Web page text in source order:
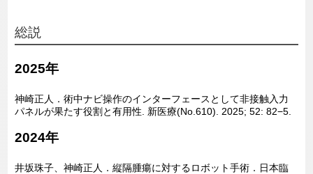
総説
2025年
神崎正人．術中ナビ操作のインターフェースとして非接触入力
パネルが果たす役割と有用性. 新医療(No.610). 2025; 52: 82−5.
2024年
井坂珠子、神崎正人．縦隔腫瘍に対するロボット手術．日本臨